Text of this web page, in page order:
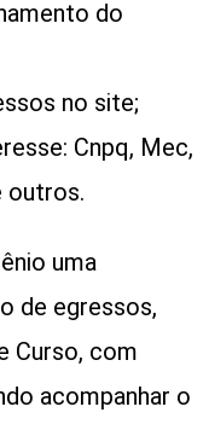
do
no site;
Cnpq, Mec,
outros.
uma
de egressos,
Curso, com
acompanhar o